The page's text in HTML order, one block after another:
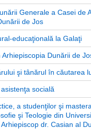
Generale a Casei de
de Jos
educaţională la Galaţi
Dunării de
şi tânărul în căutarea
socială
a studenţilor şi
şi Teologie din
dr. Casian al